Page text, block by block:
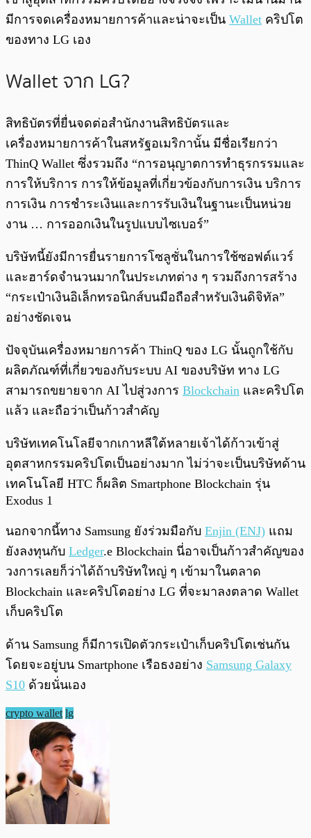
มีการจดเครื่องหมายการค้าและน่าจะเป็น Wallet คริปโต
ของทาง LG เอง
Wallet จาก LG?
สิทธิบัตรที่ยื่นจดต่อสำนักงานสิทธิบัตรและ
เครื่องหมายการค้าในสหรัฐอเมริกานั้น มีชื่อเรียกว่า
ThinQ Wallet ซึ่งรวมถึง “การอนุญาตการทำธุรกรรมและ
การให้บริการ การให้ข้อมูลที่เกี่ยวข้องกับการเงิน บริการ
การเงิน การชำระเงินและการรับเงินในฐานะเป็นหน่วย
งาน … การออกเงินในรูปแบบไซเบอร์”
บริษัทนี้ยังมีการยื่นรายการโซลูชั่นในการใช้ซอฟต์แวร์
และฮาร์ดจำนวนมากในประเภทต่าง ๆ รวมถึงการสร้าง
“กระเป๋าเงินอิเล็กทรอนิกส์บนมือถือสำหรับเงินดิจิทัล”
อย่างชัดเจน
ปัจจุบันเครื่องหมายการค้า ThinQ ของ LG นั้นถูกใช้กับ
ผลิตภัณฑ์ที่เกี่ยวของกับระบบ AI ของบริษัท ทาง LG
สามารถขยายจาก AI ไปสู่วงการ Blockchain และคริปโต
แล้ว และถือว่าเป็นก้าวสำคัญ
บริษัทเทคโนโลยีจากเกาหลีใต้หลายเจ้าได้ก้าวเข้าสู่
อุตสาหกรรมคริปโตเป็นอย่างมาก ไม่ว่าจะเป็นบริษัทด้าน
เทคโนโลยี HTC ก็ผลิต Smartphone Blockchain รุ่น
Exodus 1
นอกจากนี้ทาง Samsung ยังร่วมมือกับ Enjin (ENJ) แถม
ยังลงทุนกับ Ledger.e Blockchain นี่อาจเป็นก้าวสำคัญของ
วงการเลยก็ว่าได้ถ้าบริษัทใหญ่ ๆ เข้ามาในตลาด
Blockchain และคริปโตอย่าง LG ที่จะมาลงตลาด Wallet
เก็บคริปโต
ด้าน Samsung ก็มีการเปิดตัวกระเป๋าเก็บคริปโตเช่นกัน
โดยจะอยู่บน Smartphone เรือธงอย่าง Samsung Galaxy
S10 ด้วยนั่นเอง
crypto wallet lg